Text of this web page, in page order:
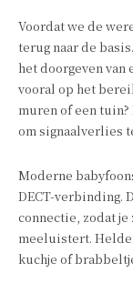
Voordat we de
terug naar de
het doorgeven
vooral op het
muren of een
om signaalverlies
Moderne
DECT-verbinding.
connectie, zodat
meeluistert.
kuchje of